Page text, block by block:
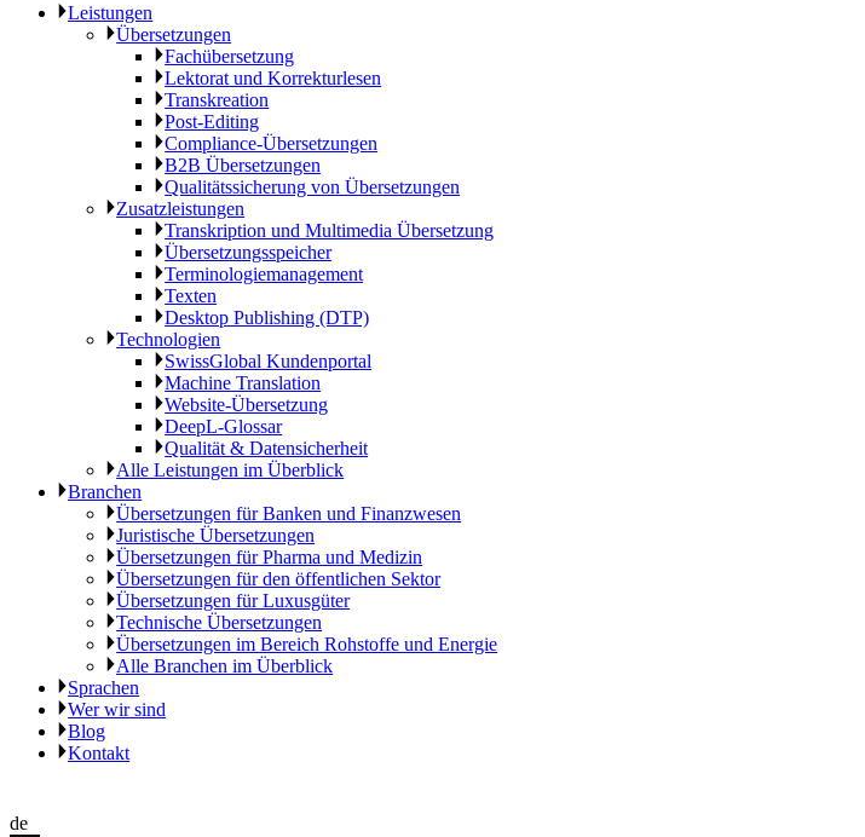
Leistungen
Übersetzungen
Fachübersetzung
Lektorat und Korrekturlesen
Transkreation
Post-Editing
Compliance-Übersetzungen
B2B Übersetzungen
Qualitätssicherung von Übersetzungen
Zusatzleistungen
Transkription und Multimedia Übersetzung
Übersetzungsspeicher
Terminologiemanagement
Texten
Desktop Publishing (DTP)
Technologien
SwissGlobal Kundenportal
Machine Translation
Website-Übersetzung
DeepL-Glossar
Qualität & Datensicherheit
Alle Leistungen im Überblick
Branchen
Übersetzungen für Banken und Finanzwesen
Juristische Übersetzungen
Übersetzungen für Pharma und Medizin
Übersetzungen für den öffentlichen Sektor
Übersetzungen für Luxusgüter
Technische Übersetzungen
Übersetzungen im Bereich Rohstoffe und Energie
Alle Branchen im Überblick
Sprachen
Wer wir sind
Blog
Kontakt
de